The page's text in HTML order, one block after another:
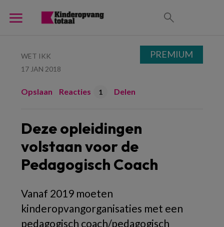
WET IKK
17 JAN 2018
Opslaan Reacties 1 Delen
Deze opleidingen
volstaan voor de
Pedagogisch Coach
Vanaf 2019 moeten
kinderopvangorganisaties met een
pedagogisch coach/pedagogisch
PREMIUM